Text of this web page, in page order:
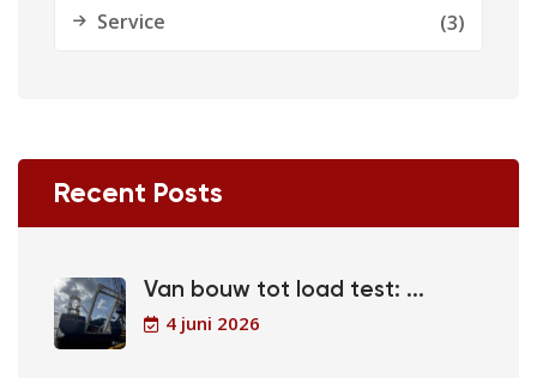
Service (3)
Recent Posts
Van bouw tot load test: ...
4 juni 2026